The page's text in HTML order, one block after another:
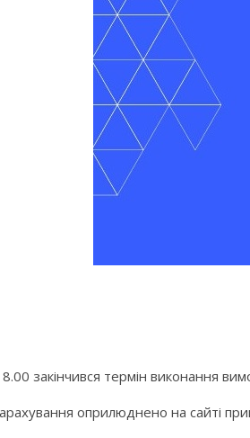
закінчився термін виконання
оприлюднено на сайті